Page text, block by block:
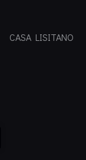
CASA LISITANO